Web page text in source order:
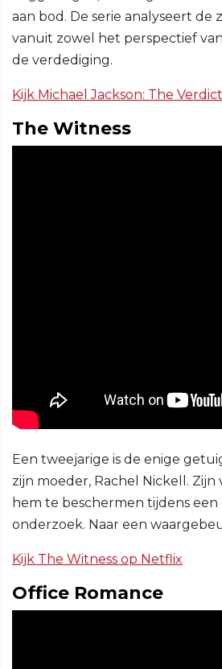
aan bod. De serie analyseert de
vanuit zowel het perspectief
de verdediging.
Kijk Michael Jackson: The
The Witness
Een tweejarige is de enige
zijn moeder, Rachel Nickell.
hem te beschermen tijdens
onderzoek. Naar een
Kijk The Witness op Netflix
Office Romance